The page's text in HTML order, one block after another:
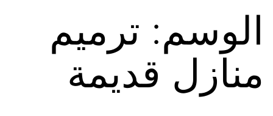
الوسم: ترميم
منازل قديمة